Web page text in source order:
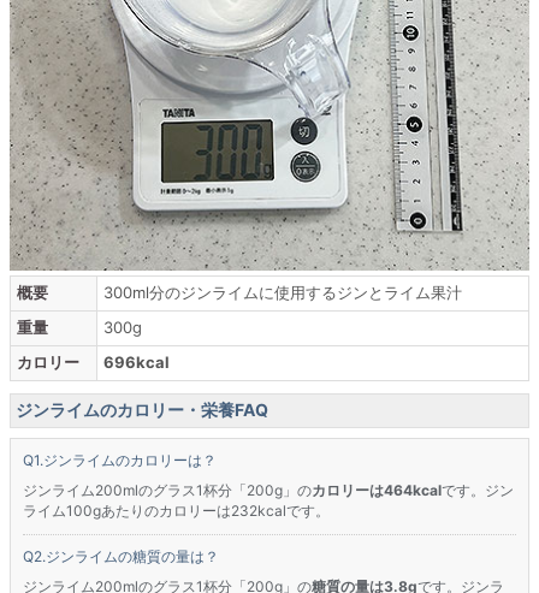
概要
300ml分のジンライムに使用するジンとライム果汁
重量
300g
カロリー
696kcal
ジンライムのカロリー・栄養FAQ
ジンライムのカロリーは？
ジンライム200mlのグラス1杯分「200g」のカロリーは464kcalです。ジン
ライム100gあたりのカロリーは232kcalです。
ジンライムの糖質の量は？
ジンライム200mlのグラス1杯分「200g」の糖質の量は3.8gです。ジンラ